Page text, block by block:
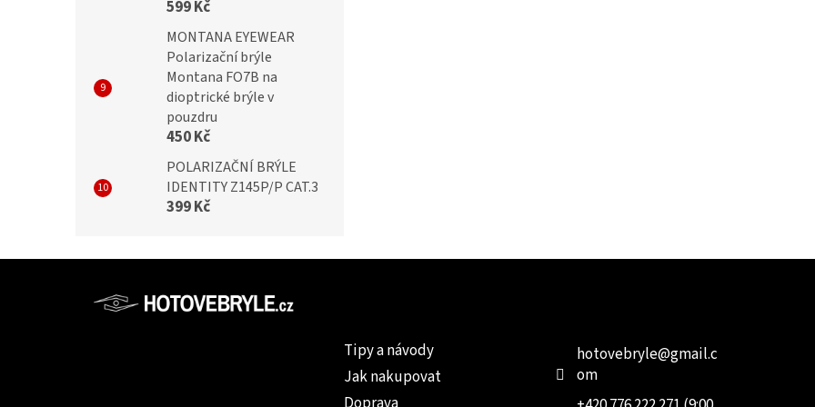
599 Kč
MONTANA EYEWEAR
Polarizační brýle
Montana FO7B na
dioptrické brýle v
pouzdru
450 Kč
POLARIZAČNÍ BRÝLE
IDENTITY Z145P/P CAT.3
399 Kč
Tipy a návody
Jak nakupovat
hotovebryle@gmail.c
om